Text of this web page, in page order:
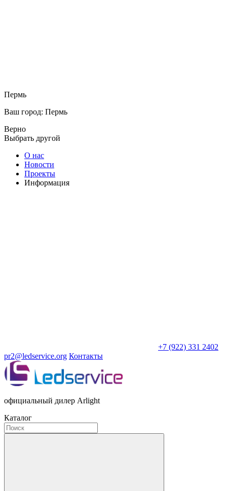
Пермь
Ваш город: Пермь
Верно
Выбрать другой
О нас
Новости
Проекты
Информация
+7 (922) 331 2402
pr2@ledservice.org Контакты
официальный дилер Arlight
Каталог